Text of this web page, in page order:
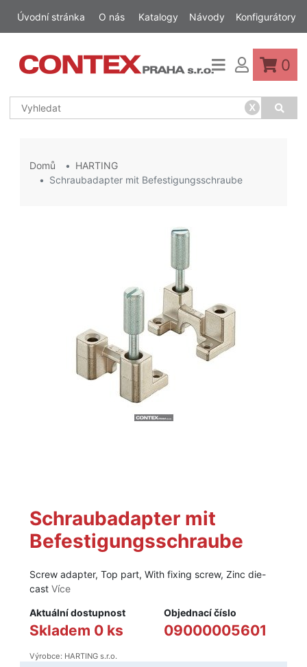
Úvodní stránka O nás Katalogy Návody Konfigurátory
x
0
Domů
HARTING
Schraubadapter mit Befestigungsschraube
Schraubadapter mit
Befestigungsschraube
Screw adapter, Top part, With fixing screw, Zinc die-
cast Více
Aktuální dostupnost
Skladem 0 ks
Objednací číslo
09000005601
Výrobce: HARTING s.r.o.